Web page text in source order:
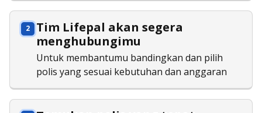
Tim Lifepal akan segera
menghubungimu
Untuk membantumu bandingkan dan pilih
polis yang sesuai kebutuhan dan anggaran